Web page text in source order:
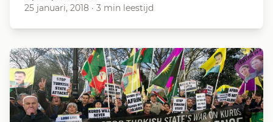
25 januari, 2018 · 3 min leestijd